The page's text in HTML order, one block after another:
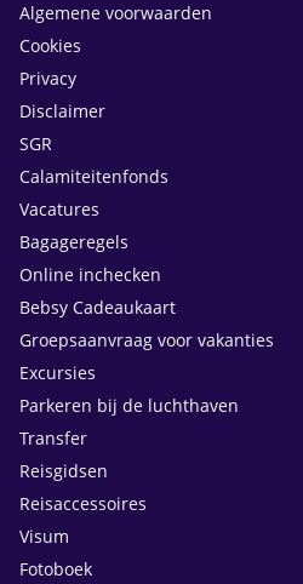
Algemene voorwaarden
Cookies
Privacy
Disclaimer
SGR
Calamiteitenfonds
Vacatures
Bagageregels
Online inchecken
Bebsy Cadeaukaart
Groepsaanvraag voor vakanties
Excursies
Parkeren bij de luchthaven
Transfer
Reisgidsen
Reisaccessoires
Visum
Fotoboek